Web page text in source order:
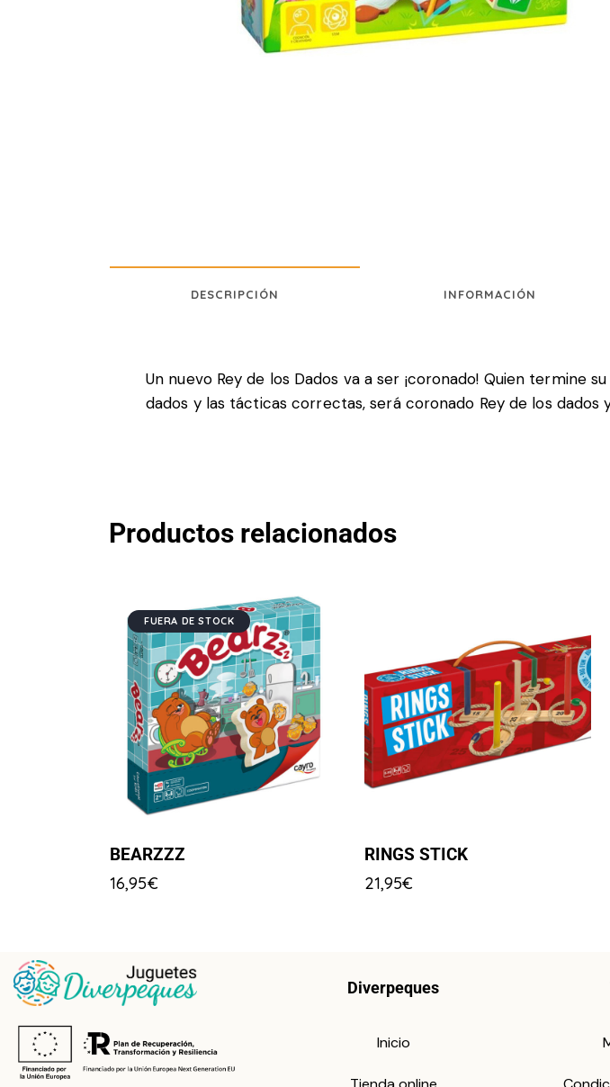
DESCRIPCIÓN INFORMACIÓN
Un nuevo Rey de los Dados va a ser ¡coronado! Quien termine
dados y las tácticas correctas, será coronado Rey de los dados
Productos relacionados
FUERA DE STOCK
BEARZZZ
16,95€
RINGS STICK
21,95€
Diverpeques
Inicio